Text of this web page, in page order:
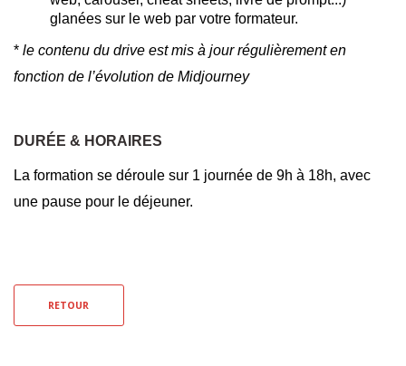
glanées sur le web par votre formateur.
* le contenu du drive est mis à jour régulièrement en
fonction de l’évolution de Midjourney
DURÉE & HORAIRES
La formation se déroule sur 1 journée de 9h à 18h, avec
une pause pour le déjeuner.
RETOUR